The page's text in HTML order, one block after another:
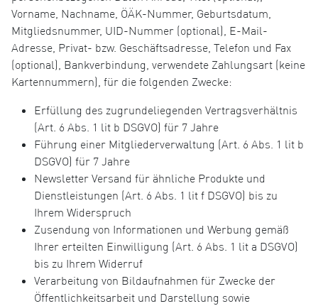
Vorname, Nachname, ÖÄK-Nummer, Geburtsdatum,
Mitgliedsnummer, UID-Nummer (optional), E-Mail-
Adresse, Privat- bzw. Geschäftsadresse, Telefon und Fax
(optional), Bankverbindung, verwendete Zahlungsart (keine
Kartennummern), für die folgenden Zwecke:
Erfüllung des zugrundeliegenden Vertragsverhältnis
(Art. 6 Abs. 1 lit b DSGVO) für 7 Jahre
Führung einer Mitgliederverwaltung (Art. 6 Abs. 1 lit b
DSGVO) für 7 Jahre
Newsletter Versand für ähnliche Produkte und
Dienstleistungen (Art. 6 Abs. 1 lit f DSGVO) bis zu
Ihrem Widerspruch
Zusendung von Informationen und Werbung gemäß
Ihrer erteilten Einwilligung (Art. 6 Abs. 1 lit a DSGVO)
bis zu Ihrem Widerruf
Verarbeitung von Bildaufnahmen für Zwecke der
Öffentlichkeitsarbeit und Darstellung sowie